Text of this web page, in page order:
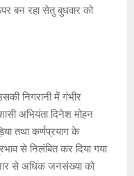
बन रहा सेतु बुधवार को
निगरानी में गंभीर
अभियंता दिनेश मोहन
तथा कर्णप्रयाग के
से निलंबित कर दिया गया
से अधिक जनसंख्या को